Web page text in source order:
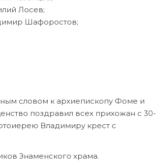
Лосев;
Шафоростов;
словом к архиепископу Фоме и
поздравил всех прихожан с 30-
Владимиру крест с
Знаменского храма.